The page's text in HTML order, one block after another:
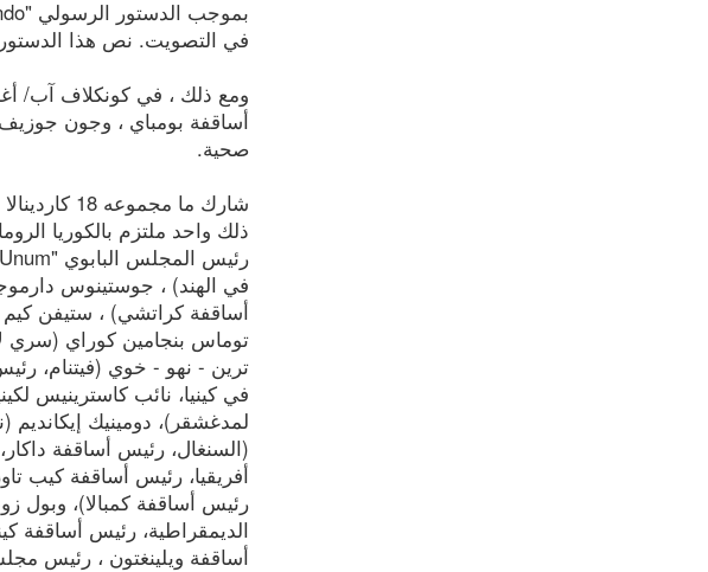
في التصويت. نص هذا الدستور
أساقفة بومباي ، وجون جوزيف
صحية.
شارك ما
ذلك واحد ملتزم بالكوريا
في الهند) ، جوستينوس
أساقفة كراتشي) ، ستيفن كيم
توماس بنجامين كوراي (سري
ترين - نهو - خوي (فيتنام،
في كينيا، نائب كاسترينيس
لمدغشقر)، دومينيك إيكانديم
(السنغال، رئيس أساقفة
أفريقيا، رئيس أساقفة كيب
رئيس أساقفة كمبالا)، وبول
الديمقراطية، رئيس أساقفة
أساقفة ويلينغتون ، رئيس